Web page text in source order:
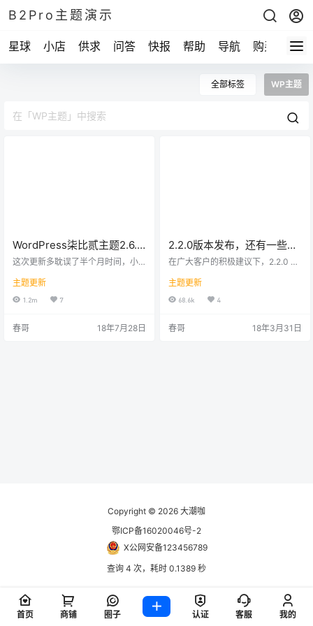
B2Pro主题演示
星球 小店 供求 问答 快报 帮助 导航 购买
全部标签 WP主题
WordPress柒比贰主题2.6.0
更说明
这次更新多耽误了半个月时间，小
容还比较多的，请大家详细按照下
面的步骤去升级。 有问题请多在QQ
间再帮你们折腾了。 熬夜了，白天
主题更新
1.2m 7
春哥 18年7月28日
2.2.0版本发布，还有一些优
化说明
在广大客户的积极建议下，2.2.0 版
漂亮了一些。然而还有一些令人不
满意的地方，所以这个主题仍然会
动端自动启用幻灯。 菜单进行了精
主题更新
68.6k 4
春哥 18年3月31日
Copyright © 2026 大潮咖
鄂ICP备16020046号-2
X公网安备123456789
查询 4 次，耗时 0.1389 秒
首页 商铺 圈子 认证 客服 我的